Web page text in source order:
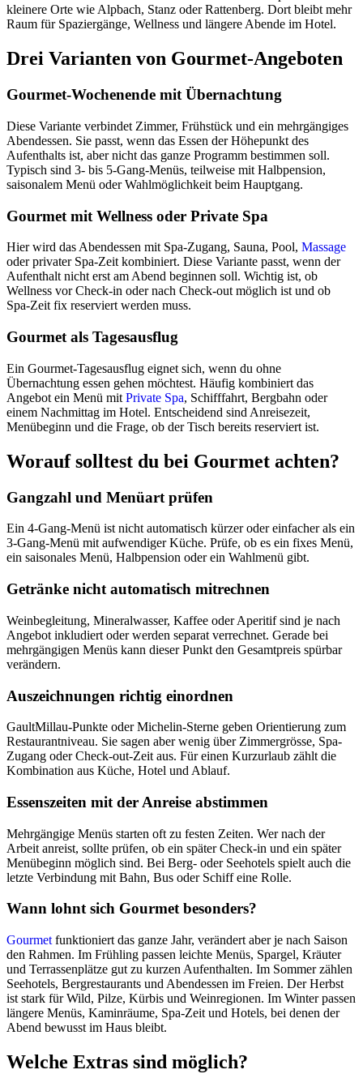
kleinere Orte wie Alpbach, Stanz oder Rattenberg. Dort bleibt mehr
Raum für Spaziergänge, Wellness und längere Abende im Hotel.
Drei Varianten von Gourmet-Angeboten
Gourmet-Wochenende mit Übernachtung
Diese Variante verbindet Zimmer, Frühstück und ein mehrgängiges
Abendessen. Sie passt, wenn das Essen der Höhepunkt des
Aufenthalts ist, aber nicht das ganze Programm bestimmen soll.
Typisch sind 3- bis 5-Gang-Menüs, teilweise mit Halbpension,
saisonalem Menü oder Wahlmöglichkeit beim Hauptgang.
Gourmet mit Wellness oder Private Spa
Hier wird das Abendessen mit Spa-Zugang, Sauna, Pool, Massage
oder privater Spa-Zeit kombiniert. Diese Variante passt, wenn der
Aufenthalt nicht erst am Abend beginnen soll. Wichtig ist, ob
Wellness vor Check-in oder nach Check-out möglich ist und ob
Spa-Zeit fix reserviert werden muss.
Gourmet als Tagesausflug
Ein Gourmet-Tagesausflug eignet sich, wenn du ohne
Übernachtung essen gehen möchtest. Häufig kombiniert das
Angebot ein Menü mit Private Spa, Schifffahrt, Bergbahn oder
einem Nachmittag im Hotel. Entscheidend sind Anreisezeit,
Menübeginn und die Frage, ob der Tisch bereits reserviert ist.
Worauf solltest du bei Gourmet achten?
Gangzahl und Menüart prüfen
Ein 4-Gang-Menü ist nicht automatisch kürzer oder einfacher als ein
3-Gang-Menü mit aufwendiger Küche. Prüfe, ob es ein fixes Menü,
ein saisonales Menü, Halbpension oder ein Wahlmenü gibt.
Getränke nicht automatisch mitrechnen
Weinbegleitung, Mineralwasser, Kaffee oder Aperitif sind je nach
Angebot inkludiert oder werden separat verrechnet. Gerade bei
mehrgängigen Menüs kann dieser Punkt den Gesamtpreis spürbar
verändern.
Auszeichnungen richtig einordnen
GaultMillau-Punkte oder Michelin-Sterne geben Orientierung zum
Restaurantniveau. Sie sagen aber wenig über Zimmergrösse, Spa-
Zugang oder Check-out-Zeit aus. Für einen Kurzurlaub zählt die
Kombination aus Küche, Hotel und Ablauf.
Essenszeiten mit der Anreise abstimmen
Mehrgängige Menüs starten oft zu festen Zeiten. Wer nach der
Arbeit anreist, sollte prüfen, ob ein später Check-in und ein später
Menübeginn möglich sind. Bei Berg- oder Seehotels spielt auch die
letzte Verbindung mit Bahn, Bus oder Schiff eine Rolle.
Wann lohnt sich Gourmet besonders?
Gourmet funktioniert das ganze Jahr, verändert aber je nach Saison
den Rahmen. Im Frühling passen leichte Menüs, Spargel, Kräuter
und Terrassenplätze gut zu kurzen Aufenthalten. Im Sommer zählen
Seehotels, Bergrestaurants und Abendessen im Freien. Der Herbst
ist stark für Wild, Pilze, Kürbis und Weinregionen. Im Winter passen
längere Menüs, Kaminräume, Spa-Zeit und Hotels, bei denen der
Abend bewusst im Haus bleibt.
Welche Extras sind möglich?